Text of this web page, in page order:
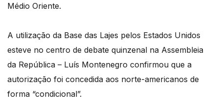
Médio Oriente.
A utilização da Base das Lajes pelos Estados Unidos
esteve no centro de debate quinzenal na Assembleia
da República – Luís Montenegro confirmou que a
autorização foi concedida aos norte-americanos de
forma “condicional”.